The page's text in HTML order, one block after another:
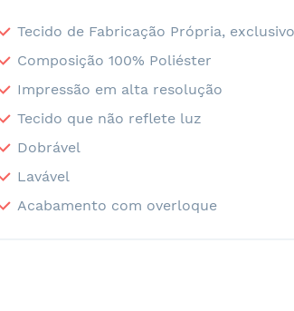
Tecido de Fabricação Própria,
Composição 100% Poliéster
Impressão em alta resolução
Tecido que não reflete luz
Dobrável
Lavável
Acabamento com overloque